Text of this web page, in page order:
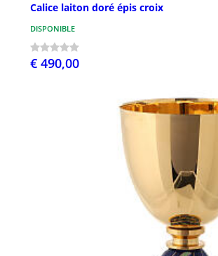
Calice laiton doré épis croix
DISPONIBLE
€ 490,00